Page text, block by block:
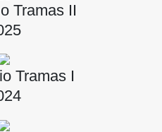
Tramas II
Tramas I